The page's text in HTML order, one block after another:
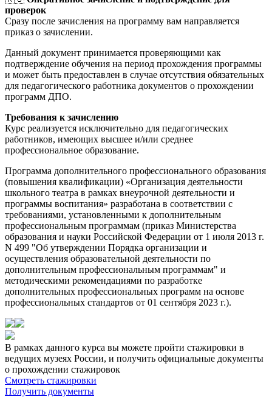
проверок
Сразу после зачисления на программу вам направляется
приказ о зачислении.
Данный документ принимается проверяющими как
подтверждение обучения на период прохождения программы
и может быть предоставлен в случае отсутствия обязательных
для педагогического работника документов о прохождении
программ ДПО.
Требования к зачислению
Курс реализуется исключительно для педагогических
работников, имеющих высшее и/или среднее
профессиональное образование.
Программа дополнительного профессионального образования
(повышения квалификации) «Организация деятельности
школьного театра в рамках внеурочной деятельности и
программы воспитания» разработана в соответствии с
требованиями, установленными к дополнительным
профессиональным программам (приказ Министерства
образования и науки Российской Федерации от 1 июля 2013 г.
N 499 "Об утверждении Порядка организации и
осуществления образовательной деятельности по
дополнительным профессиональным программам" и
методическими рекомендациями по разработке
дополнительных профессиональных программ на основе
профессиональных стандартов от 01 сентября 2023 г.).
В рамках данного курса вы можете пройти стажировки в
ведущих музеях России, и получить официальные документы
о прохождении стажировок
Смотреть стажировки
Получить документы